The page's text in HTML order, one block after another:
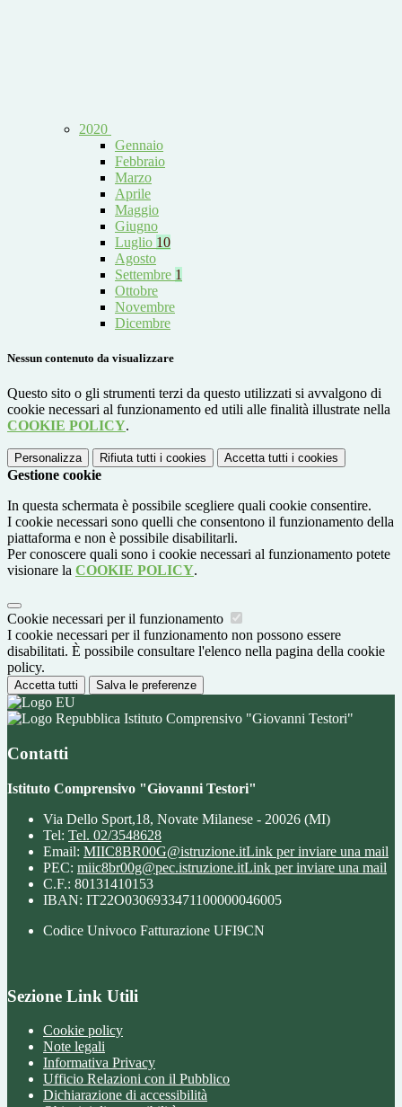
2020
Gennaio
Febbraio
Marzo
Aprile
Maggio
Giugno
Luglio 10
Agosto
Settembre 1
Ottobre
Novembre
Dicembre
Nessun contenuto da visualizzare
Questo sito o gli strumenti terzi da questo utilizzati si avvalgono di
cookie necessari al funzionamento ed utili alle finalità illustrate nella
COOKIE POLICY.
Personalizza Rifiuta tutti i cookies Accetta tutti i cookies
Gestione cookie
In questa schermata è possibile scegliere quali cookie consentire.
I cookie necessari sono quelli che consentono il funzionamento della
piattaforma e non è possibile disabilitarli.
Per conoscere quali sono i cookie necessari al funzionamento potete
visionare la COOKIE POLICY.
Cookie necessari per il funzionamento
I cookie necessari per il funzionamento non possono essere
disabilitati. È possibile consultare l'elenco nella pagina della cookie
policy.
Accetta tutti Salva le preferenze
Istituto Comprensivo "Giovanni Testori"
Contatti
Istituto Comprensivo "Giovanni Testori"
Via Dello Sport,18, Novate Milanese - 20026 (MI)
Tel: Tel. 02/3548628
Email: MIIC8BR00G@istruzione.itLink per inviare una mail
PEC: miic8br00g@pec.istruzione.itLink per inviare una mail
C.F.: 80131410153
IBAN: IT22O0306933471100000046005
Codice Univoco Fatturazione UFI9CN
Sezione Link Utili
Cookie policy
Note legali
Informativa Privacy
Ufficio Relazioni con il Pubblico
Dichiarazione di accessibilità